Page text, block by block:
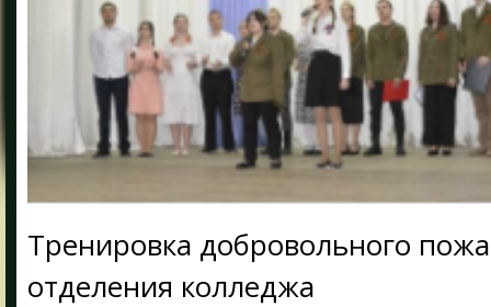
Тренировка добровольного
отделения колледжа